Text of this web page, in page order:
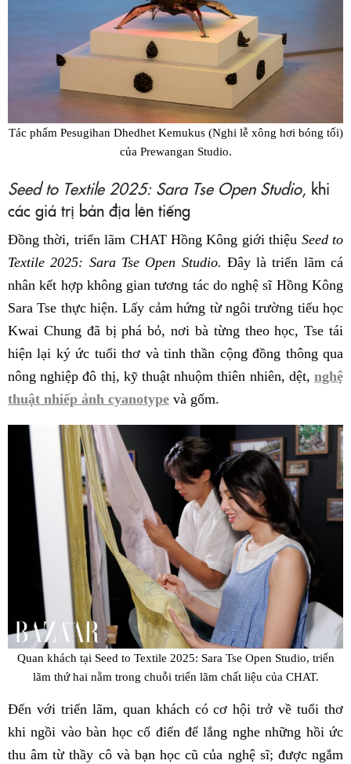
Tác phẩm Pesugihan Dhedhet Kemukus (Nghi lễ xông hơi bóng tối)
của Prewangan Studio.
Seed to Textile 2025: Sara Tse Open Studio, khi
các giá trị bản địa lên tiếng
Đồng thời, triển lãm CHAT Hồng Kông giới thiệu Seed to
Textile 2025: Sara Tse Open Studio. Đây là triển lãm cá
nhân kết hợp không gian tương tác do nghệ sĩ Hồng Kông
Sara Tse thực hiện. Lấy cảm hứng từ ngôi trường tiểu học
Kwai Chung đã bị phá bỏ, nơi bà từng theo học, Tse tái
hiện lại ký ức tuổi thơ và tinh thần cộng đồng thông qua
nông nghiệp đô thị, kỹ thuật nhuộm thiên nhiên, dệt, nghệ
thuật nhiếp ảnh cyanotype và gốm.
Quan khách tại Seed to Textile 2025: Sara Tse Open Studio, triển
lãm thứ hai nằm trong chuỗi triển lãm chất liệu của CHAT.
Đến với triển lãm, quan khách có cơ hội trở về tuổi thơ
khi ngồi vào bàn học cổ điển để lắng nghe những hồi ức
thu âm từ thầy cô và bạn học cũ của nghệ sĩ; được ngắm